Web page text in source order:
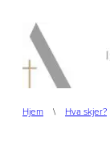
innhold
Hjem \ Hva skjer?